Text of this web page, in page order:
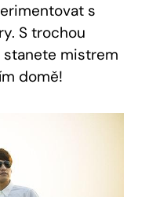
s
S trochou
mistrem
domě!